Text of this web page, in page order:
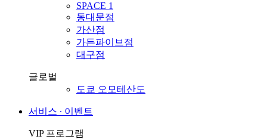
SPACE 1
동대문점
가산점
가든파이브점
대구점
글로벌
도쿄 오모테산도
서비스 ∙ 이벤트
VIP 프로그램